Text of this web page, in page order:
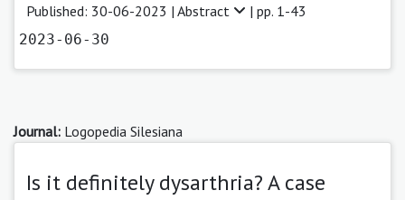
Published: 30-06-2023 | Abstract | pp. 1-43
2023-06-30
Journal: Logopedia Silesiana
Is it definitely dysarthria? A case